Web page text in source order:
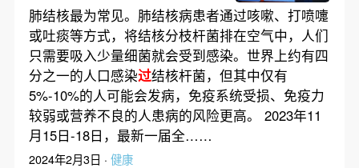
肺结核最为常见。肺结核病患者通过咳嗽、打喷嚏
或吐痰等方式，将结核分枝杆菌排在空气中，人们
只需要吸入少量细菌就会受到感染。世界上约有四
分之一的人口感染过结核杆菌，但其中仅有
5%-10%的人可能会发病，免疫系统受损、免疫力
较弱或营养不良的人患病的风险更高。 2023年11
月15日-18日，最新一届全……
2024年2月3日 · 健康